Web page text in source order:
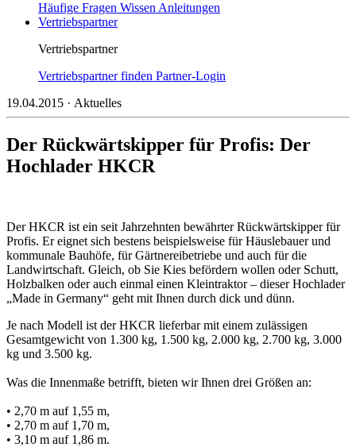
Häufige Fragen Wissen Anleitungen
Vertriebspartner
Vertriebspartner
Vertriebspartner finden Partner-Login
19.04.2015 · Aktuelles
Der Rückwärtskipper für Profis: Der
Hochlader HKCR
Der HKCR ist ein seit Jahrzehnten bewährter Rückwärtskipper für
Profis. Er eignet sich bestens beispielsweise für Häuslebauer und
kommunale Bauhöfe, für Gärtnereibetriebe und auch für die
Landwirtschaft. Gleich, ob Sie Kies befördern wollen oder Schutt,
Holzbalken oder auch einmal einen Kleintraktor – dieser Hochlader
„Made in Germany“ geht mit Ihnen durch dick und dünn.
Je nach Modell ist der HKCR lieferbar mit einem zulässigen
Gesamtgewicht von 1.300 kg, 1.500 kg, 2.000 kg, 2.700 kg, 3.000
kg und 3.500 kg.
Was die Innenmaße betrifft, bieten wir Ihnen drei Größen an:
• 2,70 m auf 1,55 m,
• 2,70 m auf 1,70 m,
• 3,10 m auf 1,86 m.